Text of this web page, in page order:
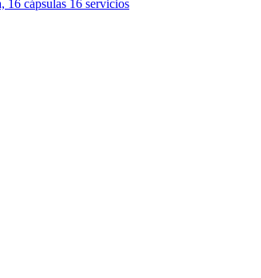
16 cápsulas 16 servicios